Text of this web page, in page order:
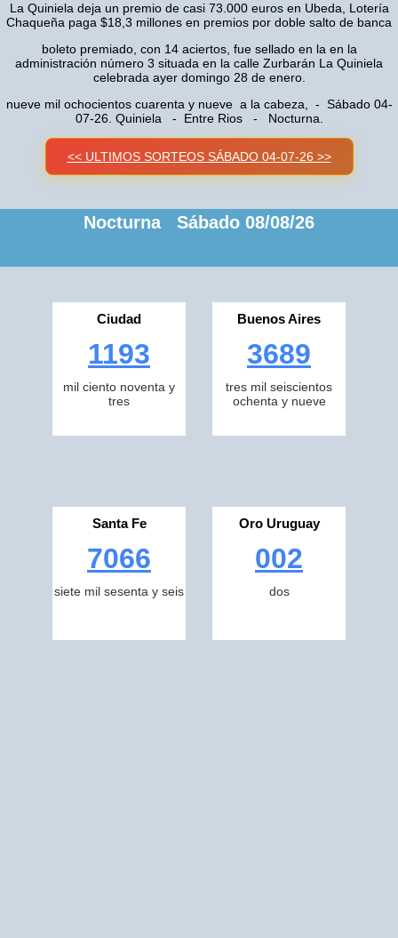
La Quiniela deja un premio de casi 73.000 euros en Ubeda, Lotería
Chaqueña paga $18,3 millones en premios por doble salto de banca
boleto premiado, con 14 aciertos, fue sellado en la en la
administración número 3 situada en la calle Zurbarán La Quiniela
celebrada ayer domingo 28 de enero.
nueve mil ochocientos cuarenta y nueve a la cabeza, - Sábado 04-
07-26. Quiniela - Entre Rios - Nocturna.
<< ULTIMOS SORTEOS SÁBADO 04-07-26 >>
Nocturna Sábado 08/08/26
Ciudad
1193
mil ciento noventa y
tres
Buenos Aires
3689
tres mil seiscientos
ochenta y nueve
Santa Fe
7066
siete mil sesenta y seis
Oro Uruguay
002
dos